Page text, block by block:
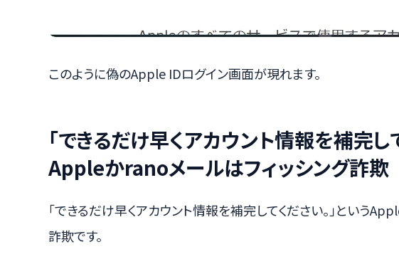
このように偽のApple IDログイン画面が現れます。
「できるだけ早くアカウント情報を補完し
Appleかranoメールはフィッシング詐欺
「できるだけ早くアカウント情報を補完してください。」という
詐欺です。